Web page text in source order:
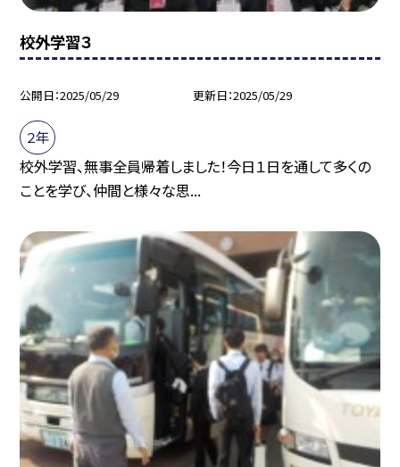
校外学習３
公開日 2025/05/29 更新日 2025/05/29
２年
校外学習、無事全員帰着しました！今日１日を通して多くの
ことを学び、仲間と様々な思...